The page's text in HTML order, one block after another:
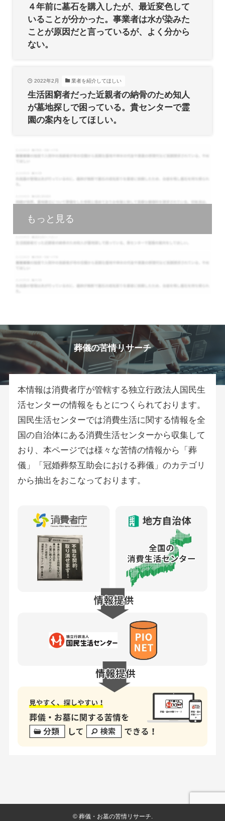
４年前に墓石を購入したが、最近変色して
いることが分かった。事業者は水が染みた
ことが原因だと言っているが、よく分から
ない。
2022年2月 業者を紹介してほしい
生活困窮者だった近親者の納骨のため知人
が墓地探しで困っている。貴センターで霊
園の案内をしてほしい。
もっと見る
葬儀の苦情リサーチ
本情報は消費者庁が管轄する独立行政法人国民生
活センターの情報をもとにつくられております。
国民生活センターでは消費生活に関する情報を全
国の自治体にある消費生活センターから収集して
おり、本ページでは様々な苦情の情報から「葬
儀」「冠婚葬祭互助会における葬儀」のカテゴリ
から抽出をおこなっております。
©葬儀・お墓の苦情リサーチ.